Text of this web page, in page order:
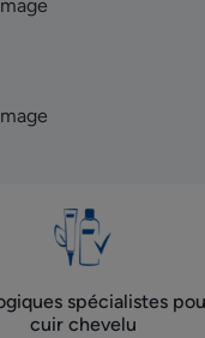
spécialistes
cuir chevelu